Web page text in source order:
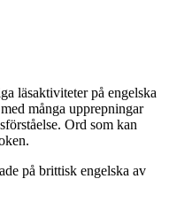
läsaktiviteter på engelska
många upprepningar
Ord som kan
på brittisk engelska av